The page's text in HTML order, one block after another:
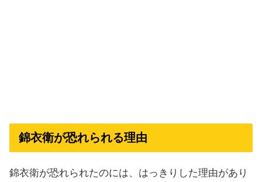
錦衣衛が恐れられる理由
錦衣衛が恐れられたのには、はっきりした理由があり